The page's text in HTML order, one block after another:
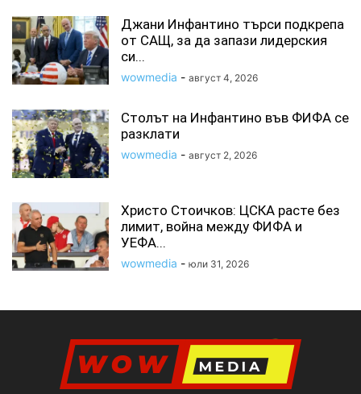
Джани Инфантино търси подкрепа
от САЩ, за да запази лидерския
си...
wowmedia - август 4, 2026
Столът на Инфантино във ФИФА се
разклати
wowmedia - август 2, 2026
Христо Стоичков: ЦСКА расте без
лимит, война между ФИФА и
УЕФА...
wowmedia - юли 31, 2026